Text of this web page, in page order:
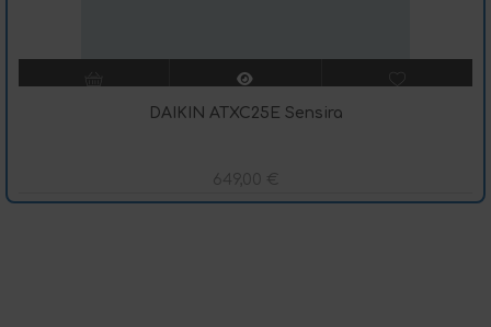
DAIKIN ATXC25E Sensira
649,00 €